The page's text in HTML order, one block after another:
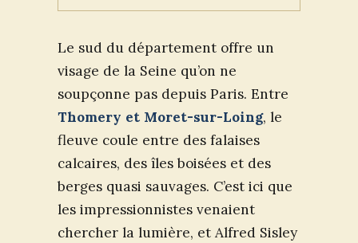
Le sud du département offre un
visage de la Seine qu’on ne
soupçonne pas depuis Paris. Entre
Thomery et Moret-sur-Loing, le
fleuve coule entre des falaises
calcaires, des îles boisées et des
berges quasi sauvages. C’est ici que
les impressionnistes venaient
chercher la lumière, et Alfred Sisley